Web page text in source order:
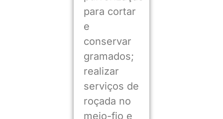
para cortar
e
conservar
gramados;
realizar
serviços de
roçada no
meio-fio e